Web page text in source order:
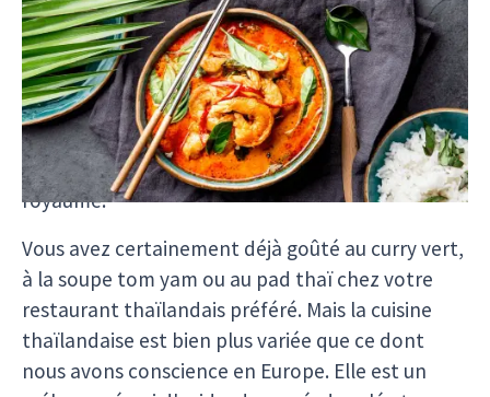
Manger est une affaire importante en Thaïlande.
On mange 24 heures sur 24, 7 jours sur 7. Les gens
vous demanderont plus naturellement si vous
avez déjà mangé plutôt que si vous allez bien !
Pour cette raison, des stands de nourriture et de
petits restaurants garnissent les villes de tout le
royaume.
Vous avez certainement déjà goûté au curry vert,
à la soupe tom yam ou au pad thaï chez votre
restaurant thaïlandais préféré. Mais la cuisine
thaïlandaise est bien plus variée que ce dont
nous avons conscience en Europe. Elle est un